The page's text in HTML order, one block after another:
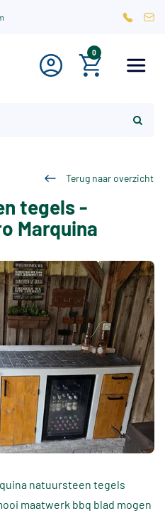
0
Terug naar overzicht
tegels -
Marquina
natuursteen tegels
maatwerk bbq blad mogen